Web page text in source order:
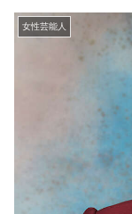
女性芸能人